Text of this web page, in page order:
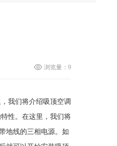
浏览量：9
我们将介绍吸顶空调
性。在这里，我们将
地线的三相电源。如